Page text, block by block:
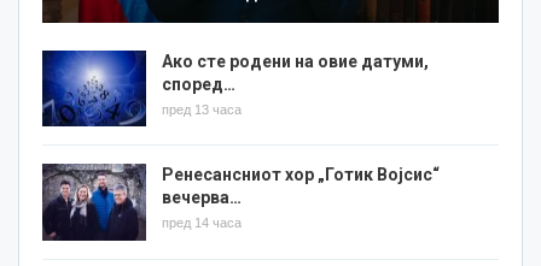
Ако сте родени на овие датуми,
според…
пред 13 часа
Ренесансниот хор „Готик Војсис“
вечерва…
пред 14 часа